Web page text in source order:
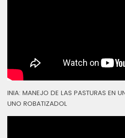
INIA: MANEJO DE LAS PASTURAS EN
UNO ROBATIZADOL